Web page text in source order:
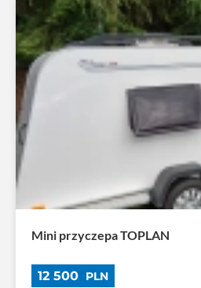
Mini przyczepa TOPLAN
12 500 PLN